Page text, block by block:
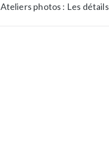
Ateliers photos : Les détails